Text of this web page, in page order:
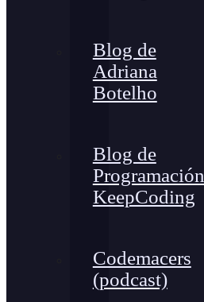
Blog de
Adriana
Botelho
Blog de
Programación
KeepCoding
Codemacers
(podcast)